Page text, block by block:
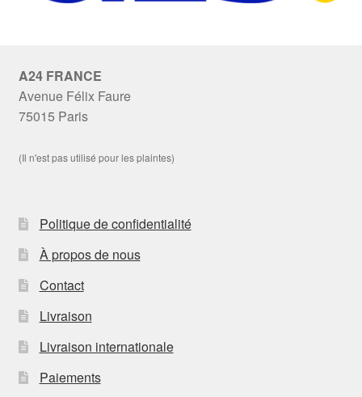
A24 FRANCE
Avenue Félix Faure
75015 Paris
(Il n'est pas utilisé pour les plaintes)
Politique de confidentialité
À propos de nous
Contact
Livraison
Livraison internationale
Paiements